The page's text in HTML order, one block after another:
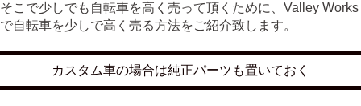
そこで少しでも自転車を高く売って頂くために、Valley Works
で自転車を少しで高く売る方法をご紹介致します。
カスタム車の場合は純正パーツも置いておく